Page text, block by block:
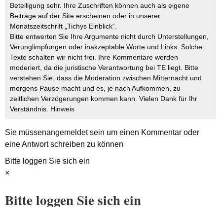
Beteiligung sehr. Ihre Zuschriften können auch als eigene
Beiträge auf der Site erscheinen oder in unserer
Monatszeitschrift „Tichys Einblick“.
Bitte entwerten Sie Ihre Argumente nicht durch Unterstellungen,
Verunglimpfungen oder inakzeptable Worte und Links. Solche
Texte schalten wir nicht frei. Ihre Kommentare werden
moderiert, da die juristische Verantwortung bei TE liegt. Bitte
verstehen Sie, dass die Moderation zwischen Mitternacht und
morgens Pause macht und es, je nach Aufkommen, zu
zeitlichen Verzögerungen kommen kann. Vielen Dank für Ihr
Verständnis. Hinweis
Sie müssenangemeldetsein um einen Kommentar oder
eine Antwort schreiben zu können
Bitte loggen Sie sich ein
×
Bitte loggen Sie sich ein